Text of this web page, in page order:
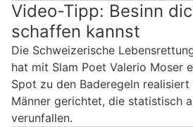
Video-Tipp: Besinn
schaffen kannst
Die Schweizerische
hat mit Slam Poet Valerio Moser
Spot zu den Baderegeln
Männer gerichtet, die statistisch
verunfallen.